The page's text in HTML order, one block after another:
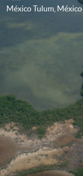
México Tulum, México